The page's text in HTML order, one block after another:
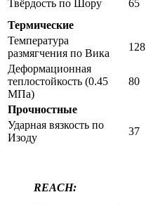
Твёрдость по Шору 65
Термические
Температура
размягчения по Вика
128
Деформационная
теплостойкость (0.45
МПа)
80
Прочностные
Ударная вязкость по
Изоду
37
REACH: